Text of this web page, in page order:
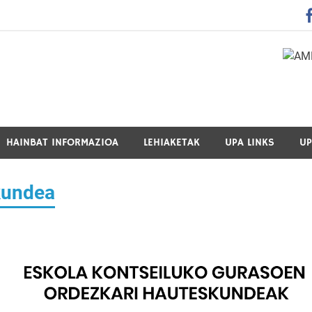
HAINBAT INFORMAZIOA LEHIAKETAK UPA LINKS